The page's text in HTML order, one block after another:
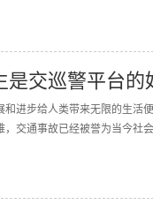
是交巡警平台的
和进步给人类带来无限的生活
，交通事故已经被誉为当今社